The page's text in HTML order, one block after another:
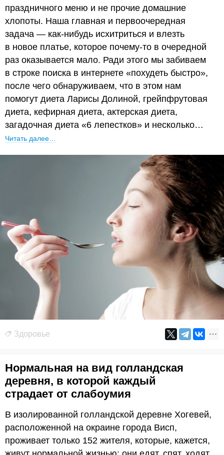
праздничного меню и не прочие домашние
хлопоты. Наша главная и первоочередная
задача — как-нибудь исхитриться и влезть
в новое платье, которое почему-то в очередной
раз оказывается мало. Ради этого мы забиваем
в строке поиска в интернете «похудеть быстро»,
после чего обнаруживаем, что в этом нам
помогут диета Ларисы Долиной, грейпфрутовая
диета, кефирная диета, актерская диета,
загадочная диета «6 лепестков» и несколько…
Читать далее…
Здоровье
Нормальная на вид голландская
деревня, в которой каждый
страдает от слабоумия
В изолированной голландской деревне Хогевей,
расположенной на окраине города Висп,
проживает только 152 жителя, которые, кажется,